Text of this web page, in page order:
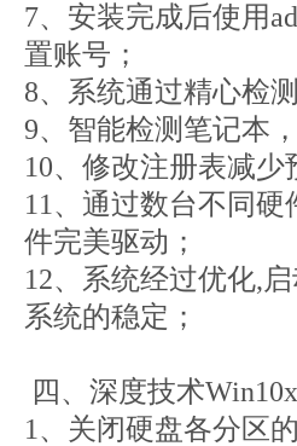
7、安装完成后使用
置账号；
8、系统通过精心检
9、智能检测笔记本
10、修改注册表减
11、通过数台不同
件完美驱动；
12、系统经过优化,
系统的稳定；
四、深度技术
1、关闭硬盘各分区